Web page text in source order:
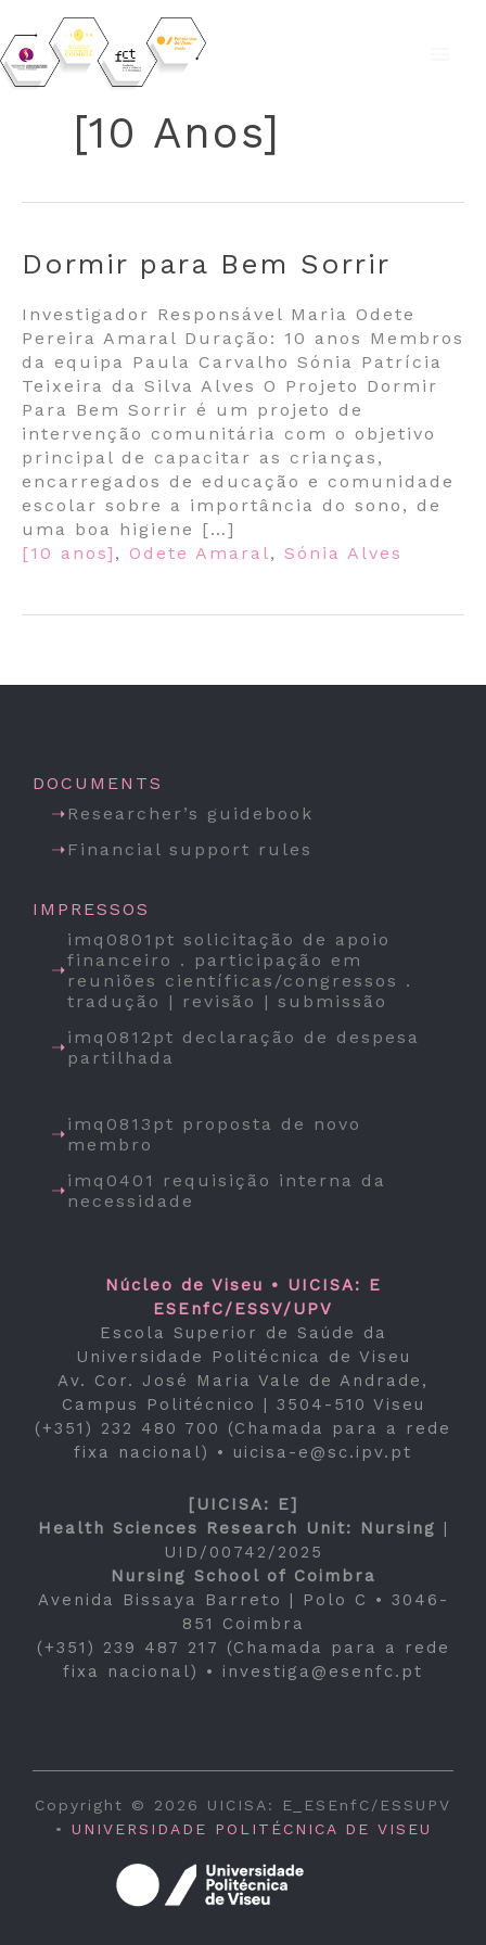
Skip
[10 Anos]
Dormir para Bem Sorrir
Investigador Responsável Maria Odete
Pereira Amaral Duração: 10 anos Membros
da equipa Paula Carvalho Sónia Patrícia
Teixeira da Silva Alves O Projeto Dormir
Para Bem Sorrir é um projeto de
intervenção comunitária com o objetivo
principal de capacitar as crianças,
encarregados de educação e comunidade
escolar sobre a importância do sono, de
uma boa higiene […]
[10 anos] , Odete Amaral, Sónia Alves
DOCUMENTS
Researcher’s guidebook
Financial support rules
IMPRESSOS
imq0801pt solicitação de apoio
financeiro . participação em
reuniões científicas/congressos .
tradução | revisão | submissão
imq0812pt declaração de despesa
partilhada
imq0813pt proposta de novo
membro
imq0401 requisição interna da
necessidade
Núcleo de Viseu • UICISA: E
ESEnfC/ESSV/UPV
Escola Superior de Saúde da
Universidade Politécnica de Viseu
Av. Cor. José Maria Vale de Andrade,
Campus Politécnico | 3504-510 Viseu
(+351) 232 480 700 (Chamada para a rede
fixa nacional) • uicisa-e@sc.ipv.pt
[UICISA: E]
Health Sciences Research Unit: Nursing |
UID/00742/2025
Nursing School of Coimbra
Avenida Bissaya Barreto | Polo C • 3046-
851 Coimbra
(+351) 239 487 217 (Chamada para a rede
fixa nacional) • investiga@esenfc.pt
Copyright © 2026 UICISA: E_ESEnfC/ESSUPV
• UNIVERSIDADE POLITÉCNICA DE VISEU